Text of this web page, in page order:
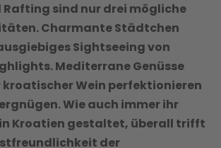
Rafting sind nur drei mögliche
Charmante Städtchen
Sightseeing von
Mediterrane Genüsse
Wein perfektionieren
Wie auch immer ihr
Kroatien gestaltet, überall trifft
der